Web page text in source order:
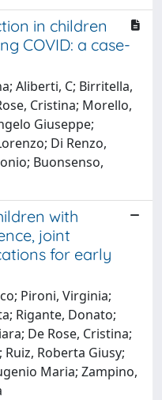
in children
COVID: a case-
Aliberti, C; Birritella,
Cristina; Morello,
Giuseppe;
Di Renzo,
Buonsenso,
with
joint
for early
Pironi, Virginia;
Rigante, Donato;
De Rose, Cristina;
Ruiz, Roberta Giusy;
Maria; Zampino,